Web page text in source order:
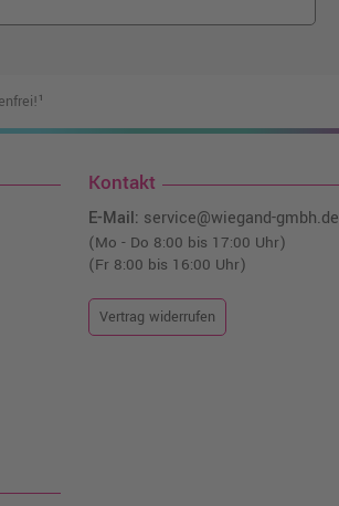
Kontakt
E-Mail: service@wiegand-gmbh.de
(Mo - Do 8:00 bis 17:00 Uhr)
(Fr 8:00 bis 16:00 Uhr)
Vertrag widerrufen